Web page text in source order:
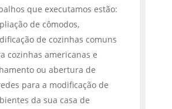
que executamos estão:
de cômodos,
de cozinhas comuns
cozinhas americanas e
ou abertura de
para a modificação de
da sua casa de